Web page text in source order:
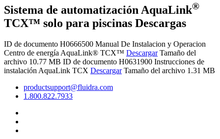
Sistema de automatización AquaLink®
TCX™ solo para piscinas Descargas
ID de documento H0666500 Manual De Instalacion y Operacion
Centro de energía AquaLink® TCX™ Descargar Tamaño del
archivo 10.77 MB ID de documento H0631900 Instrucciones de
instalación AquaLink TCX Descargar Tamaño del archivo 1.31 MB
productsupport@fluidra.com
1.800.822.7933